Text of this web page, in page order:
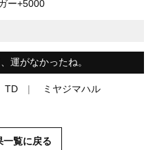
ー+5000
運がなかったね。
TD ミヤジマハル
一覧に戻る